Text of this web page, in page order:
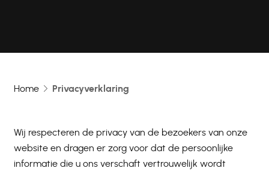
Home Privacyverklaring
Wij respecteren de privacy van de bezoekers van onze
website en dragen er zorg voor dat de persoonlijke
informatie die u ons verschaft vertrouwelijk wordt